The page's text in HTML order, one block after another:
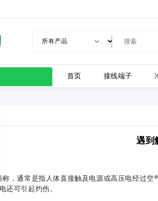
首页 接线端子
遇到
，通常是指人体直接触及电源或高压电经过空
还可引起灼伤。